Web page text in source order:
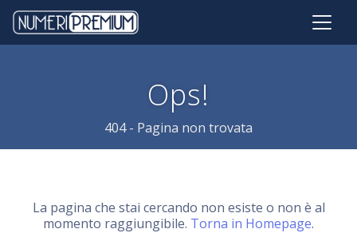
Ops!
404 - Pagina non trovata
La pagina che stai cercando non esiste o non è al
momento raggiungibile. Torna in Homepage.